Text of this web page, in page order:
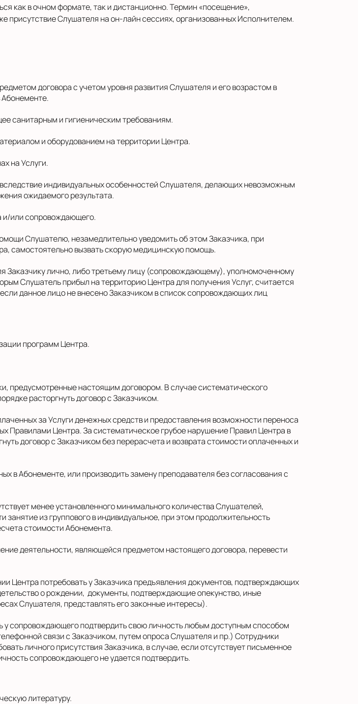
как в очном формате, так и дистанционно. Термин «посещение»,
присутствие Слушателя на он-лайн сессиях, организованных Исполнителем.
договора с учетом уровня развития Слушателя и его возрастом в
Абонементе.
санитарным и гигиеническим требованиям.
и оборудованием на территории Центра.
на Услуги.
индивидуальных особенностей Слушателя, делающих невозможным
ожидаемого результата.
и/или сопровождающего.
Слушателю, незамедлительно уведомить об этом Заказчика, при
самостоятельно вызвать скорую медицинскую помощь.
Заказчику лично, либо третьему лицу (сопровождающему), уполномоченному
Слушатель прибыл на территорию Центра для получения Услуг, считается
данное лицо не внесено Заказчиком в список сопровождающих лиц
программ Центра.
предусмотренные настоящим договором. В случае систематического
расторгнуть договор с Заказчиком.
за Услуги денежных средств и предоставления возможности переноса
Правилами Центра. За систематическое грубое нарушение Правил Центра в
договор с Заказчиком без перерасчета и возврата стоимости оплаченных и
в Абонементе, или производить замену преподавателя без согласования с
менее установленного минимального количества Слушателей,
из группового в индивидуальное, при этом продолжительность
стоимости Абонемента.
деятельности, являющейся предметом настоящего договора, перевести
Центра потребовать у Заказчика предъявления документов, подтверждающих
о рождении, документы, подтверждающие опекунство, иные
Слушателя, представлять его законные интересы).
сопровождающего подтвердить свою личность любым доступным способом
связи с Заказчиком, путем опроса Слушателя и пр.) Сотрудники
личного присутствия Заказчика, в случае, если отсутствует письменное
сопровождающего не удается подтвердить.
литературу.